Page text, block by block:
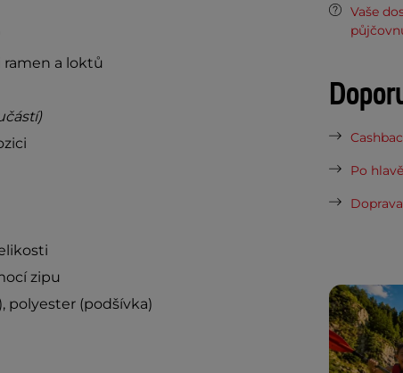
a loktů
zipu
polyester (podšívka)
Vaše
Po